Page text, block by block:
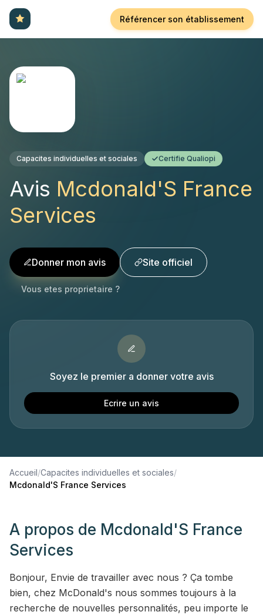
Référencer son établissement
Capacites individuelles et sociales Certifie Qualiopi
Avis Mcdonald'S France
Services
Donner mon avis Site officiel
Vous etes proprietaire ?
Soyez le premier a donner votre avis
Ecrire un avis
Accueil/Capacites individuelles et sociales/
Mcdonald'S France Services
A propos de Mcdonald'S France
Services
Bonjour, Envie de travailler avec nous ? Ça tombe
bien, chez McDonald's nous sommes toujours à la
recherche de nouvelles personnalités, peu importe le